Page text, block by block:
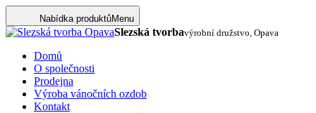
Nabídka produktůMenu
Slezská tvorbavýrobní družstvo, Opava
Domů
O společnosti
Prodejna
Výroba vánočních ozdob
Kontakt